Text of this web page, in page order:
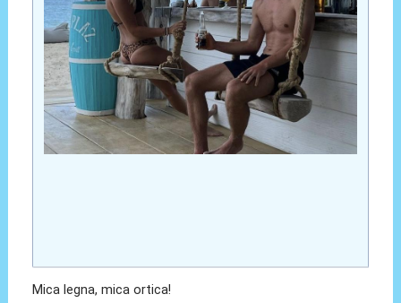
Mica legna, mica ortica!